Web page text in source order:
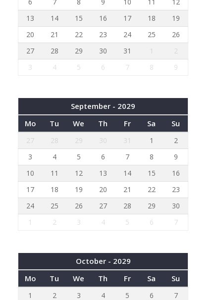
13
14 15 16 17 18
19
20
21 22 23 24 25
26
27
28 29 30 31 1
2
3
4 5 6 7 8 9
September - 2029
Mo
Tu We Th Fr Sa Su
27 28 29 30 31 1
2
3
4 5 6 7 8
9
10
11 12 13 14 15
16
17
18 19 20 21 22
23
24
25 26 27 28 29
30
1
2 3 4 5 6 7
October - 2029
Mo
Tu We Th Fr Sa Su
1 2 3 4 5 6
7